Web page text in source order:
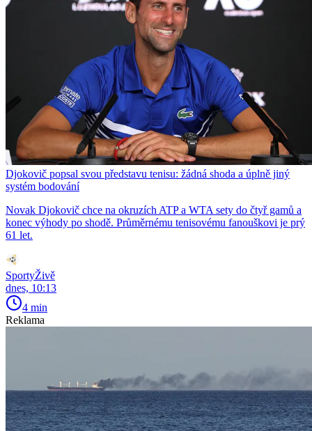
Djokovič popsal svou představu tenisu: žádná shoda a úplně jiný
systém bodování
Novak Djokovič chce na okruzích ATP a WTA sety do čtyř gamů a
konec výhody po shodě. Průměrnému tenisovému fanouškovi je prý
61 let.
SportyŽivě
dnes, 10:13
4 min
Reklama